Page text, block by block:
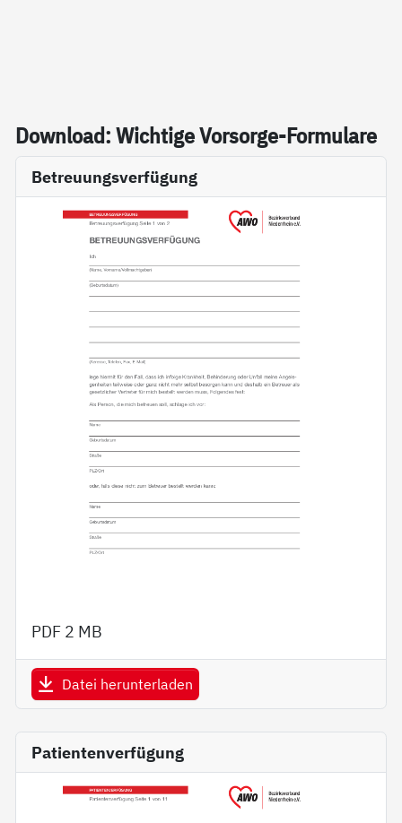
Down­load: Wich­ti­ge Vor­sor­ge-For­mu­la­re
Betreuungsverfügung
PDF 2 MB
Datei herunterladen
Patientenverfügung